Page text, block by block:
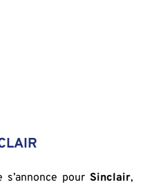
pour Sinclair,